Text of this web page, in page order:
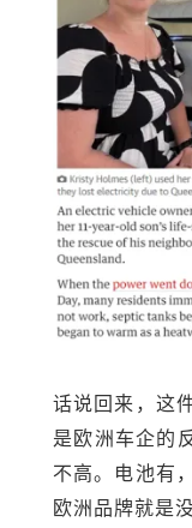
话说回来，这
是欧洲车企的
不高。电池有
欧洲品牌就是